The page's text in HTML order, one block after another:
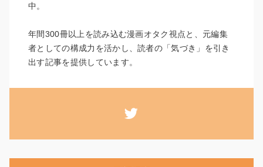
中。
年間300冊以上を読み込む漫画オタク視点と、元編集
者としての構成力を活かし、読者の「気づき」を引き
出す記事を提供しています。